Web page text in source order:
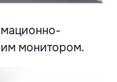
монитором.